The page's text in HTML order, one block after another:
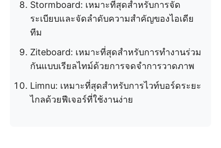
Stormboard: เหมาะที่สุดสำหรับการจัด
ระเบียบและจัดลำดับความสำคัญของไอเดีย
ทีม
Ziteboard: เหมาะที่สุดสำหรับการทำงานร่วม
กันแบบเรียลไทม์ด้วยการจดจำการวาดภาพ
Limnu: เหมาะที่สุดสำหรับการไวท์บอร์ดระยะ
ไกลด้วยฟีเจอร์ที่ใช้งานง่าย